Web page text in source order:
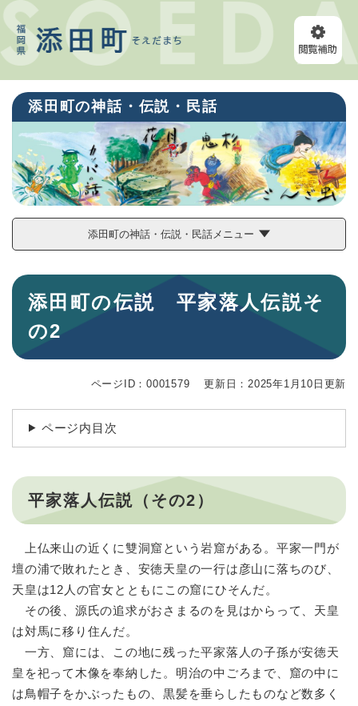
ペ
ー
の
メニューを飛ばして本文へ
添田町の神話・伝説・民話
添田町の神話・伝説・民話メニュー
本
添田町の伝説 平家落人伝説そ
の2
ページID：0001579 更新日：2025年1月10日更新
ページ内目次
平家落人伝説（その2）
上仏来山の近くに雙洞窟という岩窟がある。平家一門が
壇の浦で敗れたとき、安徳天皇の一行は彦山に落ちのび、
天皇は12人の官女とともにこの窟にひそんだ。
その後、源氏の追求がおさまるのを見はからって、天皇
は対馬に移り住んだ。
一方、窟には、この地に残った平家落人の子孫が安徳天
皇を祀って木像を奉納した。明治の中ごろまで、窟の中に
は鳥帽子をかぶったもの、黒髪を垂らしたものなど数多く